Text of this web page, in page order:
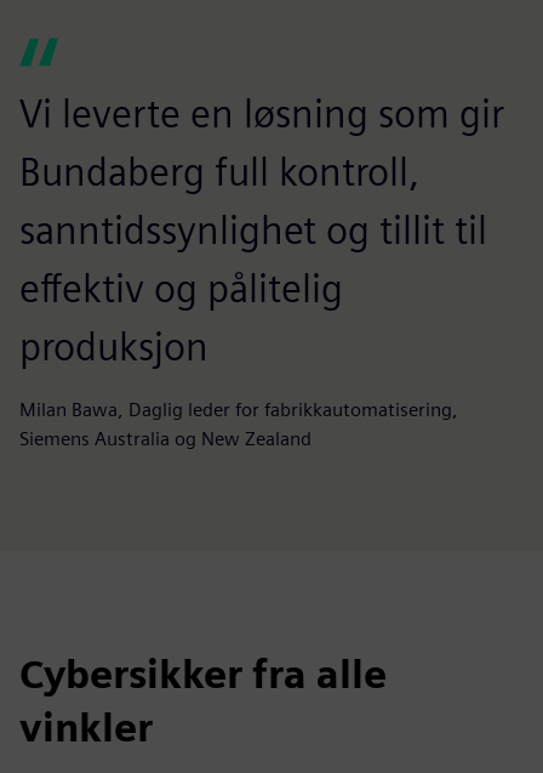
Vi leverte en løsning som gir
Bundaberg full kontroll,
sanntidssynlighet og tillit til
effektiv og pålitelig
produksjon
Milan Bawa, Daglig leder for fabrikkautomatisering,
Siemens Australia og New Zealand
Cybersikker fra alle
vinkler